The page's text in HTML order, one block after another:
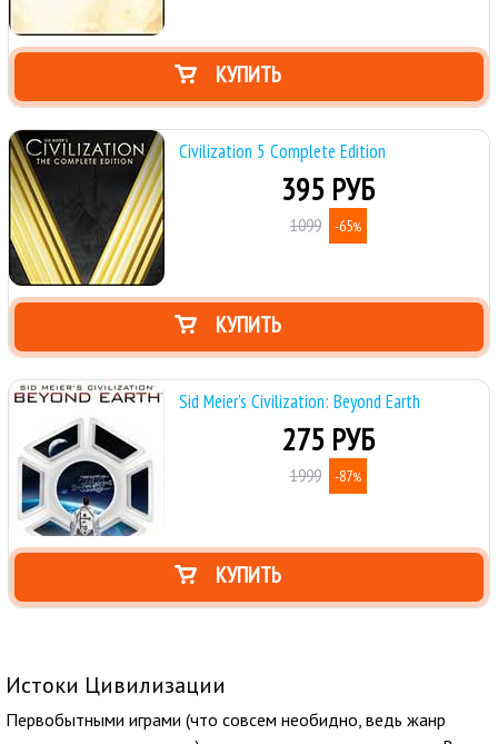
КУПИТЬ
Civilization 5 Complete Edition
395 РУБ
1099 -65%
КУПИТЬ
Sid Meier's Civilization: Beyond Earth
275 РУБ
1999 -87%
КУПИТЬ
Истоки Цивилизации
Первобытными играми (что совсем необидно, ведь жанр